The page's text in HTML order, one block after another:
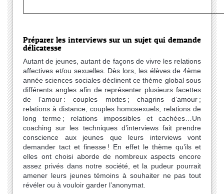
Préparer les interviews sur un sujet qui demande
délicatesse
Autant de jeunes, autant de façons de vivre les relations
affectives et/ou sexuelles. Dès lors, les élèves de 4ème
année sciences sociales déclinent ce thème global sous
différents angles afin de représenter plusieurs facettes
de l’amour : couples mixtes ; chagrins d’amour ;
relations à distance, couples homosexuels, relations de
long terme ; relations impossibles et cachées…Un
coaching sur les techniques d’interviews fait prendre
conscience aux jeunes que leurs interviews vont
demander tact et finesse ! En effet le thème qu’ils et
elles ont choisi aborde de nombreux aspects encore
assez privés dans notre société, et la pudeur pourrait
amener leurs jeunes témoins à souhaiter ne pas tout
révéler ou à vouloir garder l’anonymat.